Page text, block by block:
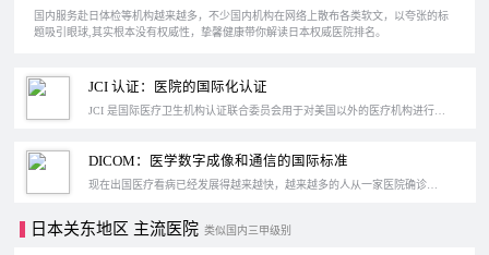
国内服务赴日体检等机构越来越多，不少国内机构在网络上散布各类软文，以夸张的标
题吸引眼球,其实根本没有权威性，挚馨健康带你解读日本权威医院排名。
JCI 认证：医院的国际化认证
JCI 是国际医疗卫生机构认证联合委员会用于对美国以外的医疗机构进行认证的附属机构。JCI 认证（ Joint Commission International ）是这个机构在1997年设计并且开始推行的的一套医疗认证体系，目前在国际上很受推崇。那么具体什么是JCI认证，又有什么样的医院可以申请认证呢？
DICOM：医学数字成像和通信的国际标准
现在出国医疗看病已经发展得越来越快，越来越多的人从一家医院确诊后会转到国外的另一家医院进行后续诊断和治疗，那么从国内到国外，我们需要提供可以帮助医生判断和确诊的一些资料。国外的医院是不会接受如下图所示的影像报告的，这些打印出来的报告既不方便携带也不清晰，医院会将医学影像以一种专门的国际标准将影像资料存储在光盘中，这个国际标准就是 DICOM。
日本关东地区 主流医院 类似国内三甲级别